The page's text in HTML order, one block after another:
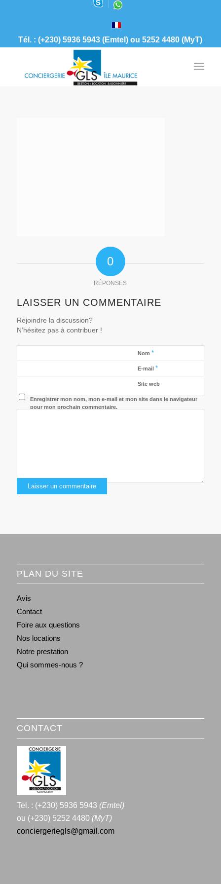
Tél. : (+230) 5936 5943 (Emtel) ou 5252 4480 (MyT)
0
RÉPONSES
LAISSER UN COMMENTAIRE
Rejoindre la discussion?
N’hésitez pas à contribuer !
Nom *
E-mail *
Site web
Enregistrer mon nom, mon e-mail et mon site dans le navigateur
pour mon prochain commentaire.
PLAN DU SITE
Avis
Contact
Foire aux questions
Nos locations
Notre prestation
Qui sommes-nous ?
CONTACT
Tel. : (+230) 5936 5943 (Emtel)
ou (+230) 5252 4480 (MyT)
conciergeriegls@gmail.com